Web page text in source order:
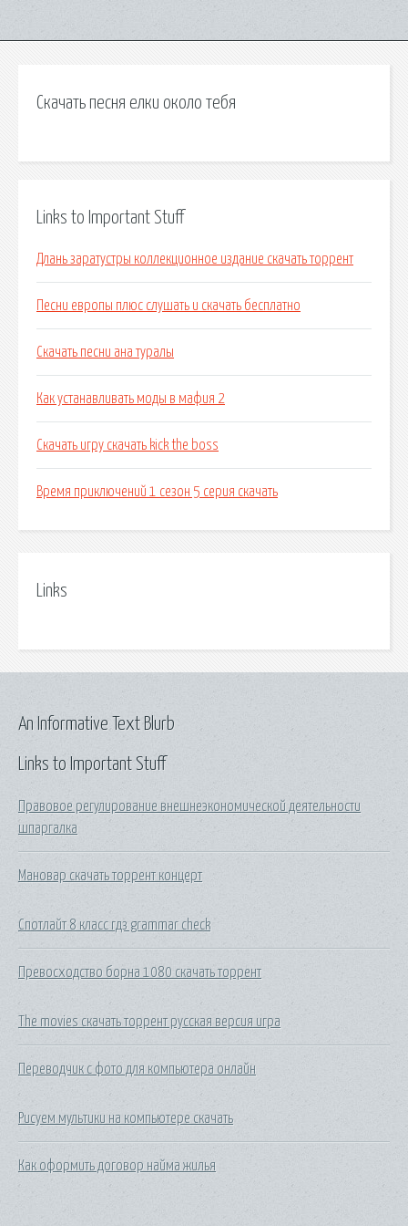
Скачать песня елки около тебя
Links to Important Stuff
Длань заратустры коллекционное издание скачать торрент
Песни европы плюс слушать и скачать бесплатно
Скачать песни ана туралы
Как устанавливать моды в мафия 2
Скачать игру скачать kick the boss
Время приключений 1 сезон 5 серия скачать
Links
Links to Important Stuff
Правовое регулирование внешнеэкономической деятельности
шпаргалка
Мановар скачать торрент концерт
Спотлайт 8 класс гдз grammar check
Превосходство борна 1080 скачать торрент
The movies скачать торрент русская версия игра
Переводчик с фото для компьютера онлайн
Рисуем мультики на компьютере скачать
Как оформить договор найма жилья
An Informative Text Blurb